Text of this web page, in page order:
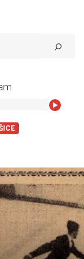
BuranoWski - Zena